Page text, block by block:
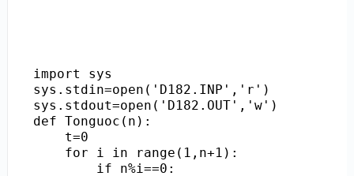
import sys
sys.stdin=open('D182.INP','r')
sys.stdout=open('D182.OUT','w')
def Tonguoc(n):
    t=0
    for i in range(1,n+1):
        if n%i==0: